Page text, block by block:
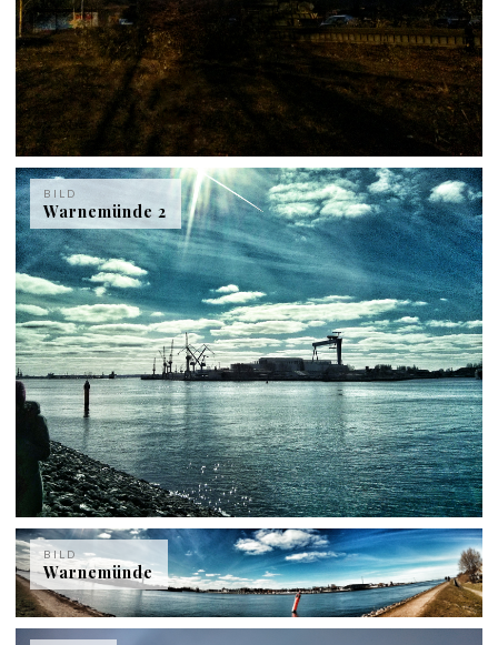
BILD
Warnemünde 2
BILD
Warnemünde